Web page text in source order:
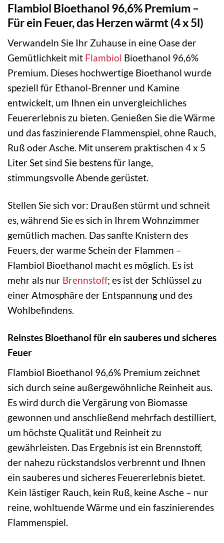
Flambiol Bioethanol 96,6% Premium –
Für ein Feuer, das Herzen wärmt (4 x 5l)
Verwandeln Sie Ihr Zuhause in eine Oase der
Gemütlichkeit mit Flambiol Bioethanol 96,6%
Premium. Dieses hochwertige Bioethanol wurde
speziell für Ethanol-Brenner und Kamine
entwickelt, um Ihnen ein unvergleichliches
Feuererlebnis zu bieten. Genießen Sie die Wärme
und das faszinierende Flammenspiel, ohne Rauch,
Ruß oder Asche. Mit unserem praktischen 4 x 5
Liter Set sind Sie bestens für lange,
stimmungsvolle Abende gerüstet.
Stellen Sie sich vor: Draußen stürmt und schneit
es, während Sie es sich in Ihrem Wohnzimmer
gemütlich machen. Das sanfte Knistern des
Feuers, der warme Schein der Flammen –
Flambiol Bioethanol macht es möglich. Es ist
mehr als nur Brennstoff; es ist der Schlüssel zu
einer Atmosphäre der Entspannung und des
Wohlbefindens.
Reinstes Bioethanol für ein sauberes und sicheres
Feuer
Flambiol Bioethanol 96,6% Premium zeichnet
sich durch seine außergewöhnliche Reinheit aus.
Es wird durch die Vergärung von Biomasse
gewonnen und anschließend mehrfach destilliert,
um höchste Qualität und Reinheit zu
gewährleisten. Das Ergebnis ist ein Brennstoff,
der nahezu rückstandslos verbrennt und Ihnen
ein sauberes und sicheres Feuererlebnis bietet.
Kein lästiger Rauch, kein Ruß, keine Asche – nur
reine, wohltuende Wärme und ein faszinierendes
Flammenspiel.